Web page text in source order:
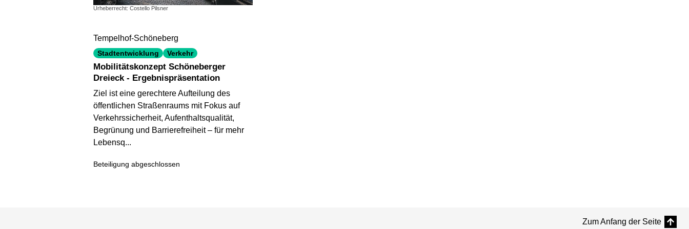
Urheberrecht: Costello Pilsner
Tempelhof-Schöneberg
Stadtentwicklung Verkehr
Mobilitätskonzept Schöneberger
Dreieck - Ergebnispräsentation
Ziel ist eine gerechtere Aufteilung des
öffentlichen Straßenraums mit Fokus auf
Verkehrssicherheit, Aufenthaltsqualität,
Begrünung und Barrierefreiheit – für mehr
Lebensq...
Beteiligung abgeschlossen
Zum Anfang der Seite